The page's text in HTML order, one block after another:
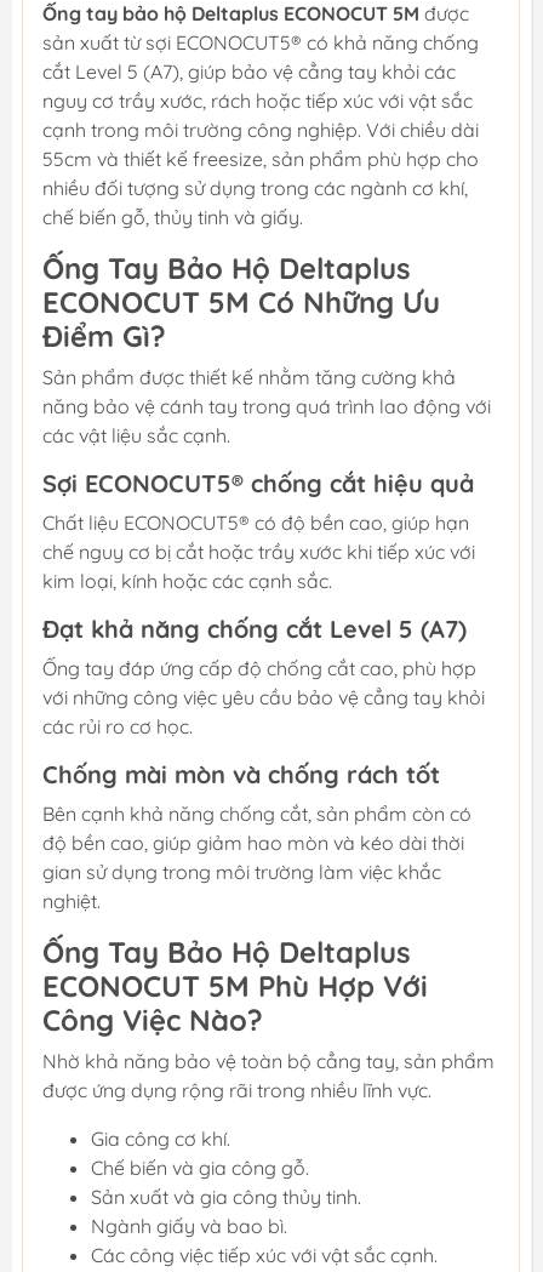
Ống tay bảo hộ Deltaplus ECONOCUT 5M được
sản xuất từ sợi ECONOCUT5® có khả năng chống
cắt Level 5 (A7), giúp bảo vệ cẳng tay khỏi các
nguy cơ trầy xước, rách hoặc tiếp xúc với vật sắc
cạnh trong môi trường công nghiệp. Với chiều dài
55cm và thiết kế freesize, sản phẩm phù hợp cho
nhiều đối tượng sử dụng trong các ngành cơ khí,
chế biến gỗ, thủy tinh và giấy.
Ống Tay Bảo Hộ Deltaplus
ECONOCUT 5M Có Những Ưu
Điểm Gì?
Sản phẩm được thiết kế nhằm tăng cường khả
năng bảo vệ cánh tay trong quá trình lao động với
các vật liệu sắc cạnh.
Sợi ECONOCUT5® chống cắt hiệu quả
Chất liệu ECONOCUT5® có độ bền cao, giúp hạn
chế nguy cơ bị cắt hoặc trầy xước khi tiếp xúc với
kim loại, kính hoặc các cạnh sắc.
Đạt khả năng chống cắt Level 5 (A7)
Ống tay đáp ứng cấp độ chống cắt cao, phù hợp
với những công việc yêu cầu bảo vệ cẳng tay khỏi
các rủi ro cơ học.
Chống mài mòn và chống rách tốt
Bên cạnh khả năng chống cắt, sản phẩm còn có
độ bền cao, giúp giảm hao mòn và kéo dài thời
gian sử dụng trong môi trường làm việc khắc
nghiệt.
Ống Tay Bảo Hộ Deltaplus
ECONOCUT 5M Phù Hợp Với
Công Việc Nào?
Nhờ khả năng bảo vệ toàn bộ cẳng tay, sản phẩm
được ứng dụng rộng rãi trong nhiều lĩnh vực.
Gia công cơ khí.
Chế biến và gia công gỗ.
Sản xuất và gia công thủy tinh.
Ngành giấy và bao bì.
Các công việc tiếp xúc với vật sắc cạnh.